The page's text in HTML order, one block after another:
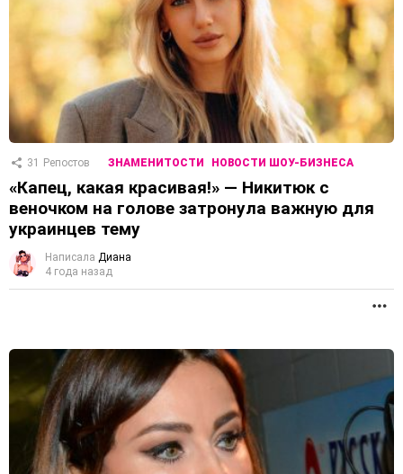
31 Репостов ЗНАМЕНИТОСТИ НОВОСТИ ШОУ-БИЗНЕСА
«Капец, какая красивая!» — Никитюк с
веночком на голове затронула важную для
украинцев тему
Написала Диана
4 года назад